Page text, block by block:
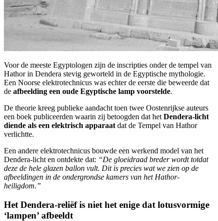
Voor de meeste Egyptologen zijn de inscripties onder de tempel van
Hathor in Dendera stevig geworteld in de Egyptische mythologie.
Een Noorse elektrotechnicus was echter de eerste die beweerde dat
de afbeelding een oude Egyptische lamp voorstelde.
De theorie kreeg publieke aandacht toen twee Oostenrijkse auteurs
een boek publiceerden waarin zij betoogden dat het Dendera-licht
diende als een elektrisch apparaat dat de Tempel van Hathor
verlichtte.
Een andere elektrotechnicus bouwde een werkend model van het
Dendera-licht en ontdekte dat: “De gloeidraad breder wordt totdat
deze de hele glazen ballon vult. Dit is precies wat we zien op de
afbeeldingen in de ondergrondse kamers van het Hathor-
heiligdom.”
Het Dendera-reliëf is niet het enige dat lotusvormige
‘lampen’ afbeeldt